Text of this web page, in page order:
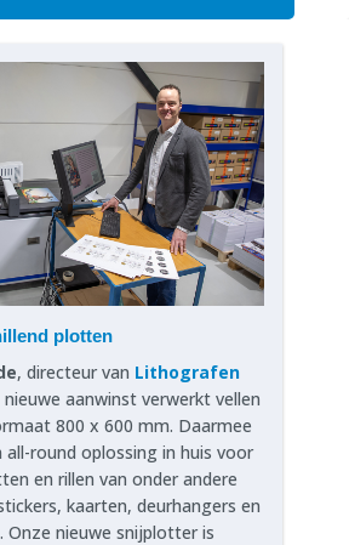
plotten
, directeur van Lithografen
nieuwe aanwinst verwerkt vellen
800 x 600 mm. Daarmee
all-round oplossing in huis voor
en rillen van onder andere
kaarten, deurhangers en
Onze nieuwe snijplotter is